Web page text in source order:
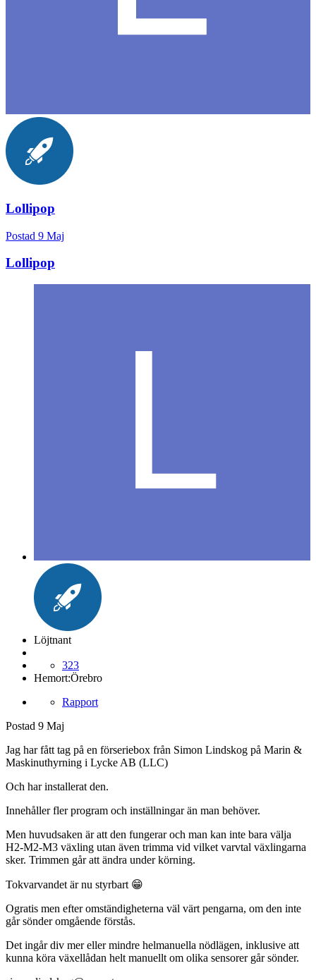
Lollipop
Postad 9 Maj
Lollipop
Löjtnant
323
Hemort:Örebro
Rapport
Postad 9 Maj
Jag har fått tag på en förseriebox från Simon Lindskog på Marin &
Maskinuthyrning i Lycke AB (LLC)
Och har installerat den.
Innehåller fler program och inställningar än man behöver.
Men huvudsaken är att den fungerar och man kan inte bara välja
H2-M2-M3 växling utan även trimma vid vilket varvtal växlingarna
sker. Trimmen går att ändra under körning.
Tokvarvandet är nu styrbart 😁
Ogratis men efter omständigheterna väl värt pengarna, om den inte
går sönder omgående förstås.
Det ingår div mer eller mindre helmanuella nödlägen, inklusive att
kunna köra växellådan helt manuellt om olika sensorer går sönder.